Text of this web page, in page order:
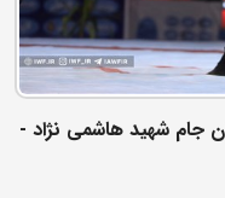
جام شهید هاشمی نژاد -